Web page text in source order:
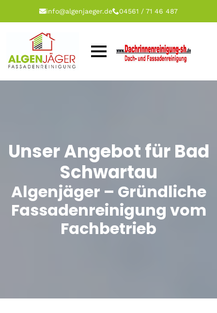
info@algenjaeger.de 04561 / 71 46 487
Unser Angebot für Bad
Schwartau
Algenjäger – Gründliche
Fassadenreinigung vom
Fachbetrieb